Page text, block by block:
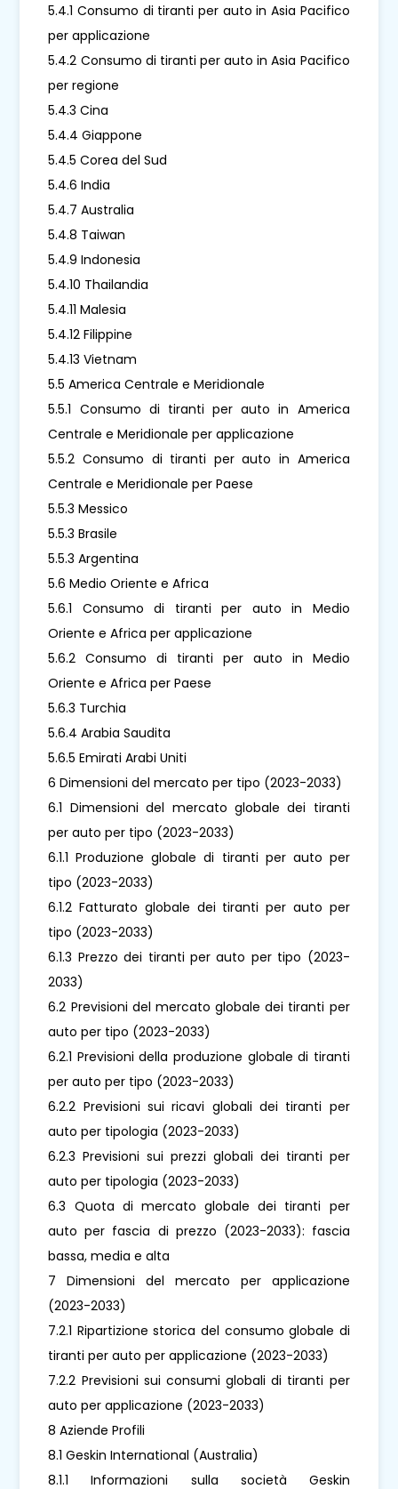
5.4.1 Consumo di tiranti per auto in Asia Pacifico
per applicazione
5.4.2 Consumo di tiranti per auto in Asia Pacifico
per regione
5.4.3 Cina
5.4.4 Giappone
5.4.5 Corea del Sud
5.4.6 India
5.4.7 Australia
5.4.8 Taiwan
5.4.9 Indonesia
5.4.10 Thailandia
5.4.11 Malesia
5.4.12 Filippine
5.4.13 Vietnam
5.5 America Centrale e Meridionale
5.5.1 Consumo di tiranti per auto in America
Centrale e Meridionale per applicazione
5.5.2 Consumo di tiranti per auto in America
Centrale e Meridionale per Paese
5.5.3 Messico
5.5.3 Brasile
5.5.3 Argentina
5.6 Medio Oriente e Africa
5.6.1 Consumo di tiranti per auto in Medio
Oriente e Africa per applicazione
5.6.2 Consumo di tiranti per auto in Medio
Oriente e Africa per Paese
5.6.3 Turchia
5.6.4 Arabia Saudita
5.6.5 Emirati Arabi Uniti
6 Dimensioni del mercato per tipo (2023-2033)
6.1 Dimensioni del mercato globale dei tiranti
per auto per tipo (2023-2033)
6.1.1 Produzione globale di tiranti per auto per
tipo (2023-2033)
6.1.2 Fatturato globale dei tiranti per auto per
tipo (2023-2033)
6.1.3 Prezzo dei tiranti per auto per tipo (2023-
2033)
6.2 Previsioni del mercato globale dei tiranti per
auto per tipo (2023-2033)
6.2.1 Previsioni della produzione globale di tiranti
per auto per tipo (2023-2033)
6.2.2 Previsioni sui ricavi globali dei tiranti per
auto per tipologia (2023-2033)
6.2.3 Previsioni sui prezzi globali dei tiranti per
auto per tipologia (2023-2033)
6.3 Quota di mercato globale dei tiranti per
auto per fascia di prezzo (2023-2033): fascia
bassa, media e alta
7 Dimensioni del mercato per applicazione
(2023-2033)
7.2.1 Ripartizione storica del consumo globale di
tiranti per auto per applicazione (2023-2033)
7.2.2 Previsioni sui consumi globali di tiranti per
auto per applicazione (2023-2033)
8 Aziende Profili
8.1 Geskin International (Australia)
8.1.1 Informazioni sulla società Geskin